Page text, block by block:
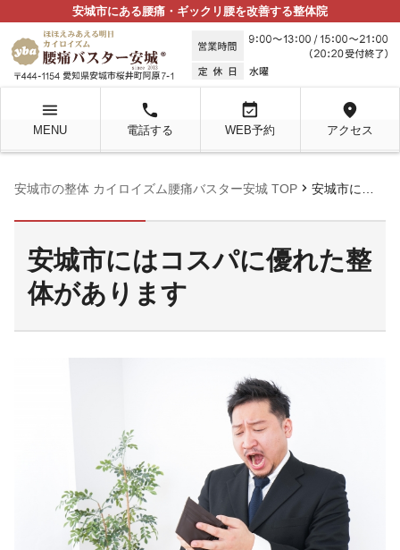
安城市にある腰痛・ギックリ腰を改善する整体院
menu
MENU
local_phone
電話する
event_available
WEB予約
location_on
アクセス
安城市の整体 カイロイズム腰痛バスター安城 TOP chevron_right 安城市にはコスパに優れた整体があります
安城市にはコスパに優れた整
体があります